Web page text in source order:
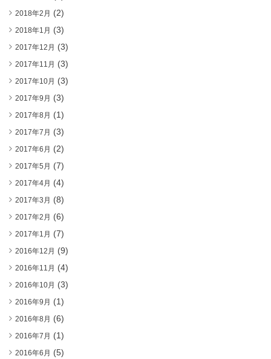
2018年2月 (2)
2018年1月 (3)
2017年12月 (3)
2017年11月 (3)
2017年10月 (3)
2017年9月 (3)
2017年8月 (1)
2017年7月 (3)
2017年6月 (2)
2017年5月 (7)
2017年4月 (4)
2017年3月 (8)
2017年2月 (6)
2017年1月 (7)
2016年12月 (9)
2016年11月 (4)
2016年10月 (3)
2016年9月 (1)
2016年8月 (6)
2016年7月 (1)
2016年6月 (5)